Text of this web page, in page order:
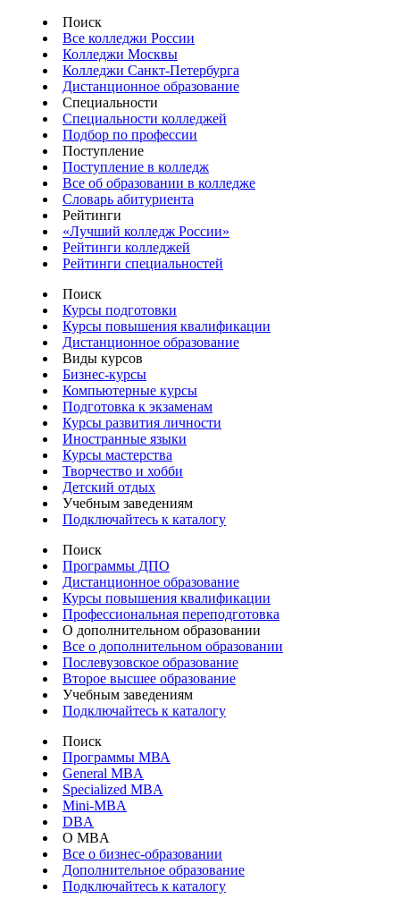
Поиск
Все колледжи России
Колледжи Москвы
Колледжи Санкт-Петербурга
Дистанционное образование
Специальности
Специальности колледжей
Подбор по профессии
Поступление
Поступление в колледж
Все об образовании в колледже
Словарь абитуриента
Рейтинги
«Лучший колледж России»
Рейтинги колледжей
Рейтинги специальностей
Поиск
Курсы подготовки
Курсы повышения квалификации
Дистанционное образование
Виды курсов
Бизнес-курсы
Компьютерные курсы
Подготовка к экзаменам
Курсы развития личности
Иностранные языки
Курсы мастерства
Творчество и хобби
Детский отдых
Учебным заведениям
Подключайтесь к каталогу
Поиск
Программы ДПО
Дистанционное образование
Курсы повышения квалификации
Профессиональная переподготовка
О дополнительном образовании
Все о дополнительном образовании
Послевузовское образование
Второе высшее образование
Учебным заведениям
Подключайтесь к каталогу
Поиск
Программы МВА
General MBA
Specialized MBA
Mini-MBA
DBA
О MBA
Все о бизнес-образовании
Дополнительное образование
Подключайтесь к каталогу